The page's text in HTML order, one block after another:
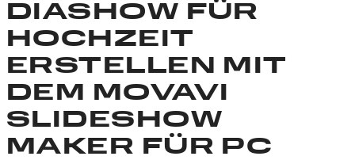
DIASHOW FÜR
HOCHZEIT
ERSTELLEN MIT
DEM MOVAVI
SLIDESHOW
MAKER FÜR PC